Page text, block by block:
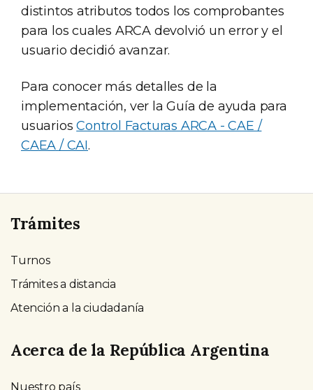
distintos atributos todos los comprobantes
para los cuales ARCA devolvió un error y el
usuario decidió avanzar.
Para conocer más detalles de la
implementación, ver la Guía de ayuda para
usuariosControl Facturas ARCA - CAE /
CAEA / CAI.
Trámites
Turnos
Trámites a distancia
Atención a la ciudadanía
Acerca de la República Argentina
Nuestro país